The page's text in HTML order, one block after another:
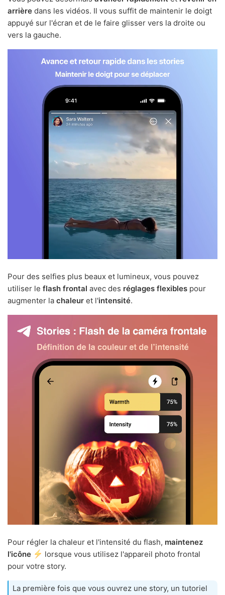
arrière dans les vidéos. Il vous suffit de maintenir le doigt
appuyé sur l'écran et de le faire glisser vers la droite ou
vers la gauche.
Pour des selfies plus beaux et lumineux, vous pouvez
utiliser le flash frontal avec des réglages flexibles pour
augmenter la chaleur et l'intensité.
Pour régler la chaleur et l'intensité du flash, maintenez
l'icône
lorsque vous utilisez l'appareil photo frontal
pour votre story.
La première fois que vous ouvrez une story, un tutoriel